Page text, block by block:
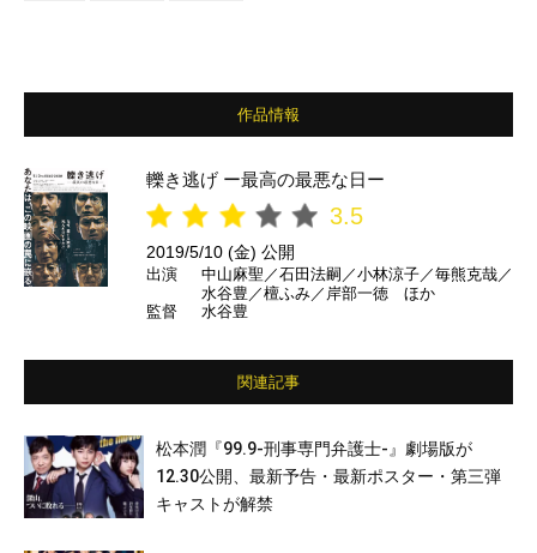
作品情報
轢き逃げ ー最高の最悪な日ー
3.5
2019/5/10 (金) 公開
出演
中山麻聖／石田法嗣／小林涼子／毎熊克哉／
水谷豊／檀ふみ／岸部一徳 ほか
監督
水谷豊
関連記事
松本潤『99.9-刑事専門弁護士-』劇場版が
12.30公開、最新予告・最新ポスター・第三弾
キャストが解禁